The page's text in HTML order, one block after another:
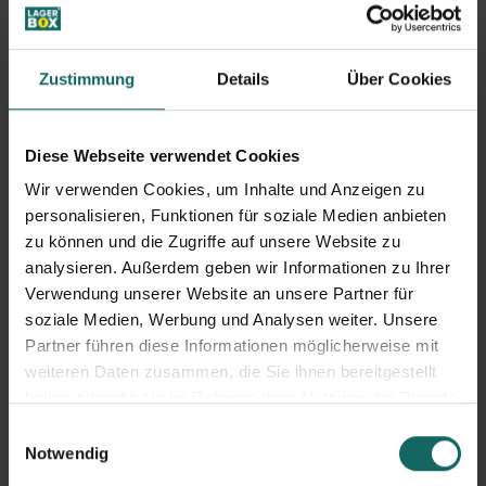
Zustimmung Details Über Cookies
Diese Webseite verwendet Cookies
Wir verwenden Cookies, um Inhalte und Anzeigen zu
personalisieren, Funktionen für soziale Medien anbieten
zu können und die Zugriffe auf unsere Website zu
analysieren. Außerdem geben wir Informationen zu Ihrer
Verwendung unserer Website an unsere Partner für
soziale Medien, Werbung und Analysen weiter. Unsere
Partner führen diese Informationen möglicherweise mit
weiteren Daten zusammen, die Sie ihnen bereitgestellt
Notwendig
eine ganze Reihe an zusätzlichen Vorteilen einher:
Sie können schon ab 1 Woche ein Vorratslager mieten
Bei Langzeitmiete günstiger
Sie erhalten einen Gratis-Transporter für den Tag Ihres
Wir bieten Ihnen auch den Service der Warenannahme an
und Feiertagen
Flexibles Wechseln der Lagerraumgröße jederzeit möglich
Sicher gut gelagert
Für die Sicherheit Ihrer Waren ist gesorgt: Alle unsere
Gebäude sind alarmgesichert. Sie werden also Ihre Vorräte
immer genau so vorfinden, wie Sie sie bei uns eingelagert
haben.
Einfach, flexibel und dynamisch
einlagern